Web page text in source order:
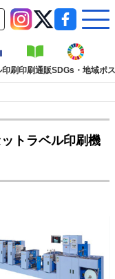
刷印刷通販SDGs・地域ポ
ト 信用情報
業界
トラベル印刷機